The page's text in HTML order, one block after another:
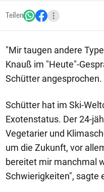
Teilen
"Mir taugen andere
Knauß im "Heute"-
Schütter angesprochen.
Schütter hat im Ski-
Exotenstatus. Der 24-
Vegetarier und
um die Zukunft, vor
bereitet mir manchmal
Schwierigkeiten", sagte